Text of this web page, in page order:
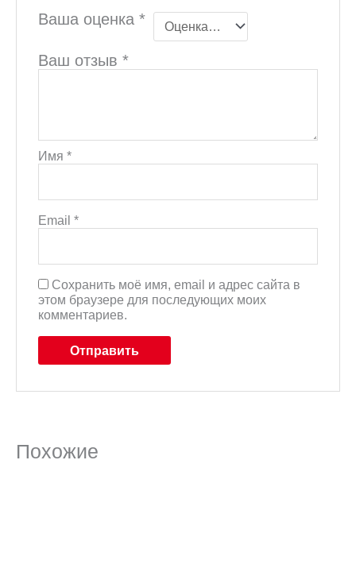
Ваша оценка*
Ваш отзыв*
Имя*
Email*
Сохранить моё имя, email и адрес сайта в
этом браузере для последующих моих
комментариев.
Похожие